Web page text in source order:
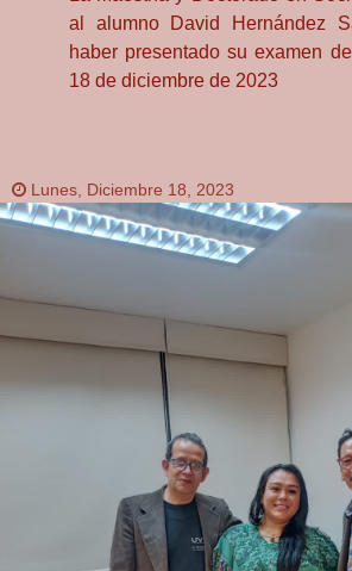
al alumno David Hernández
haber presentado su examen
18 de diciembre de 2023
Lunes, Diciembre 18, 2023